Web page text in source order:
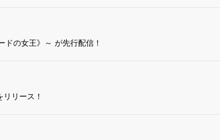
ドの女王》～ が先行配信！
リース！